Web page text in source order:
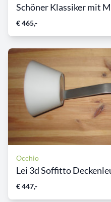
Schöner Klassiker mit
€ 465,-
Occhio
Lei 3d Soffitto
€ 447,-